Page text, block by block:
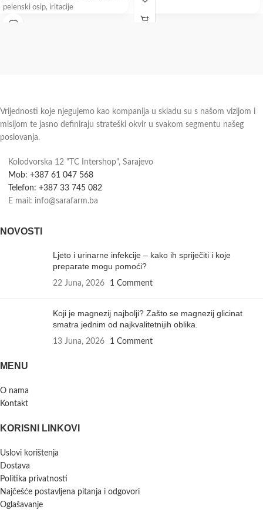
pelenski osip, iritacije
Vrijednosti koje njegujemo kao kompanija u skladu su s našom vizijom i
misijom te jasno definiraju strateški okvir u svakom segmentu našeg
poslovanja.
Kolodvorska 12 "TC Intershop", Sarajevo
Mob: +387 61 047 568
Telefon: +387 33 745 082
E mail: info@sarafarm.ba
NOVOSTI
Ljeto i urinarne infekcije – kako ih spriječiti i koje
preparate mogu pomoći?
22 Juna, 2026 1 Comment
Koji je magnezij najbolji? Zašto se magnezij glicinat
smatra jednim od najkvalitetnijih oblika.
13 Juna, 2026 1 Comment
MENU
O nama
Kontakt
KORISNI LINKOVI
Uslovi korištenja
Dostava
Politika privatnosti
Najčešće postavljena pitanja i odgovori
Oglašavanje